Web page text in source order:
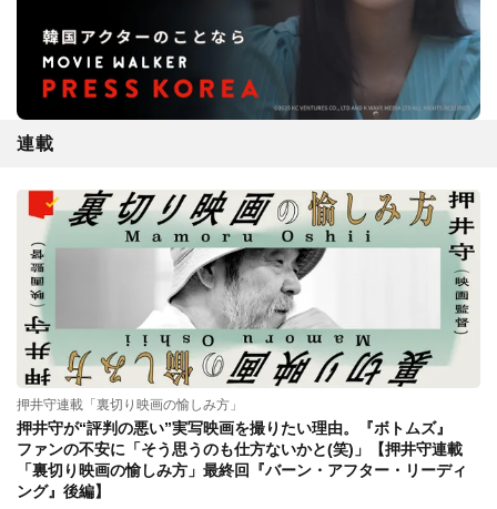
連載
押井守連載「裏切り映画の愉しみ方」
押井守が“評判の悪い”実写映画を撮りたい理由。『ボトムズ』
ファンの不安に「そう思うのも仕方ないかと(笑)」【押井守連載
「裏切り映画の愉しみ方」最終回『バーン・アフター・リーディ
ング』後編】